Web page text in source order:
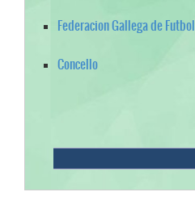
Federacion Gallega de Futbol
Concello